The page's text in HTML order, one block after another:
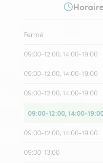
Fermé
09:00-12:00, 14:00-19:00
09:00-12:00, 14:00-19:00
09:00-12:00, 14:00-19:00
09:00-12:00, 14:00-
09:00-12:00, 14:00-19:00
09:00-13:00